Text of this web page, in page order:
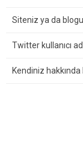
Siteniz ya da
Twitter kullanıcı
Kendiniz hakkında